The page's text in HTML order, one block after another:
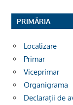
PRIMĂRIA
Localizare
Primar
Viceprimar
Organigrama
Declarații de